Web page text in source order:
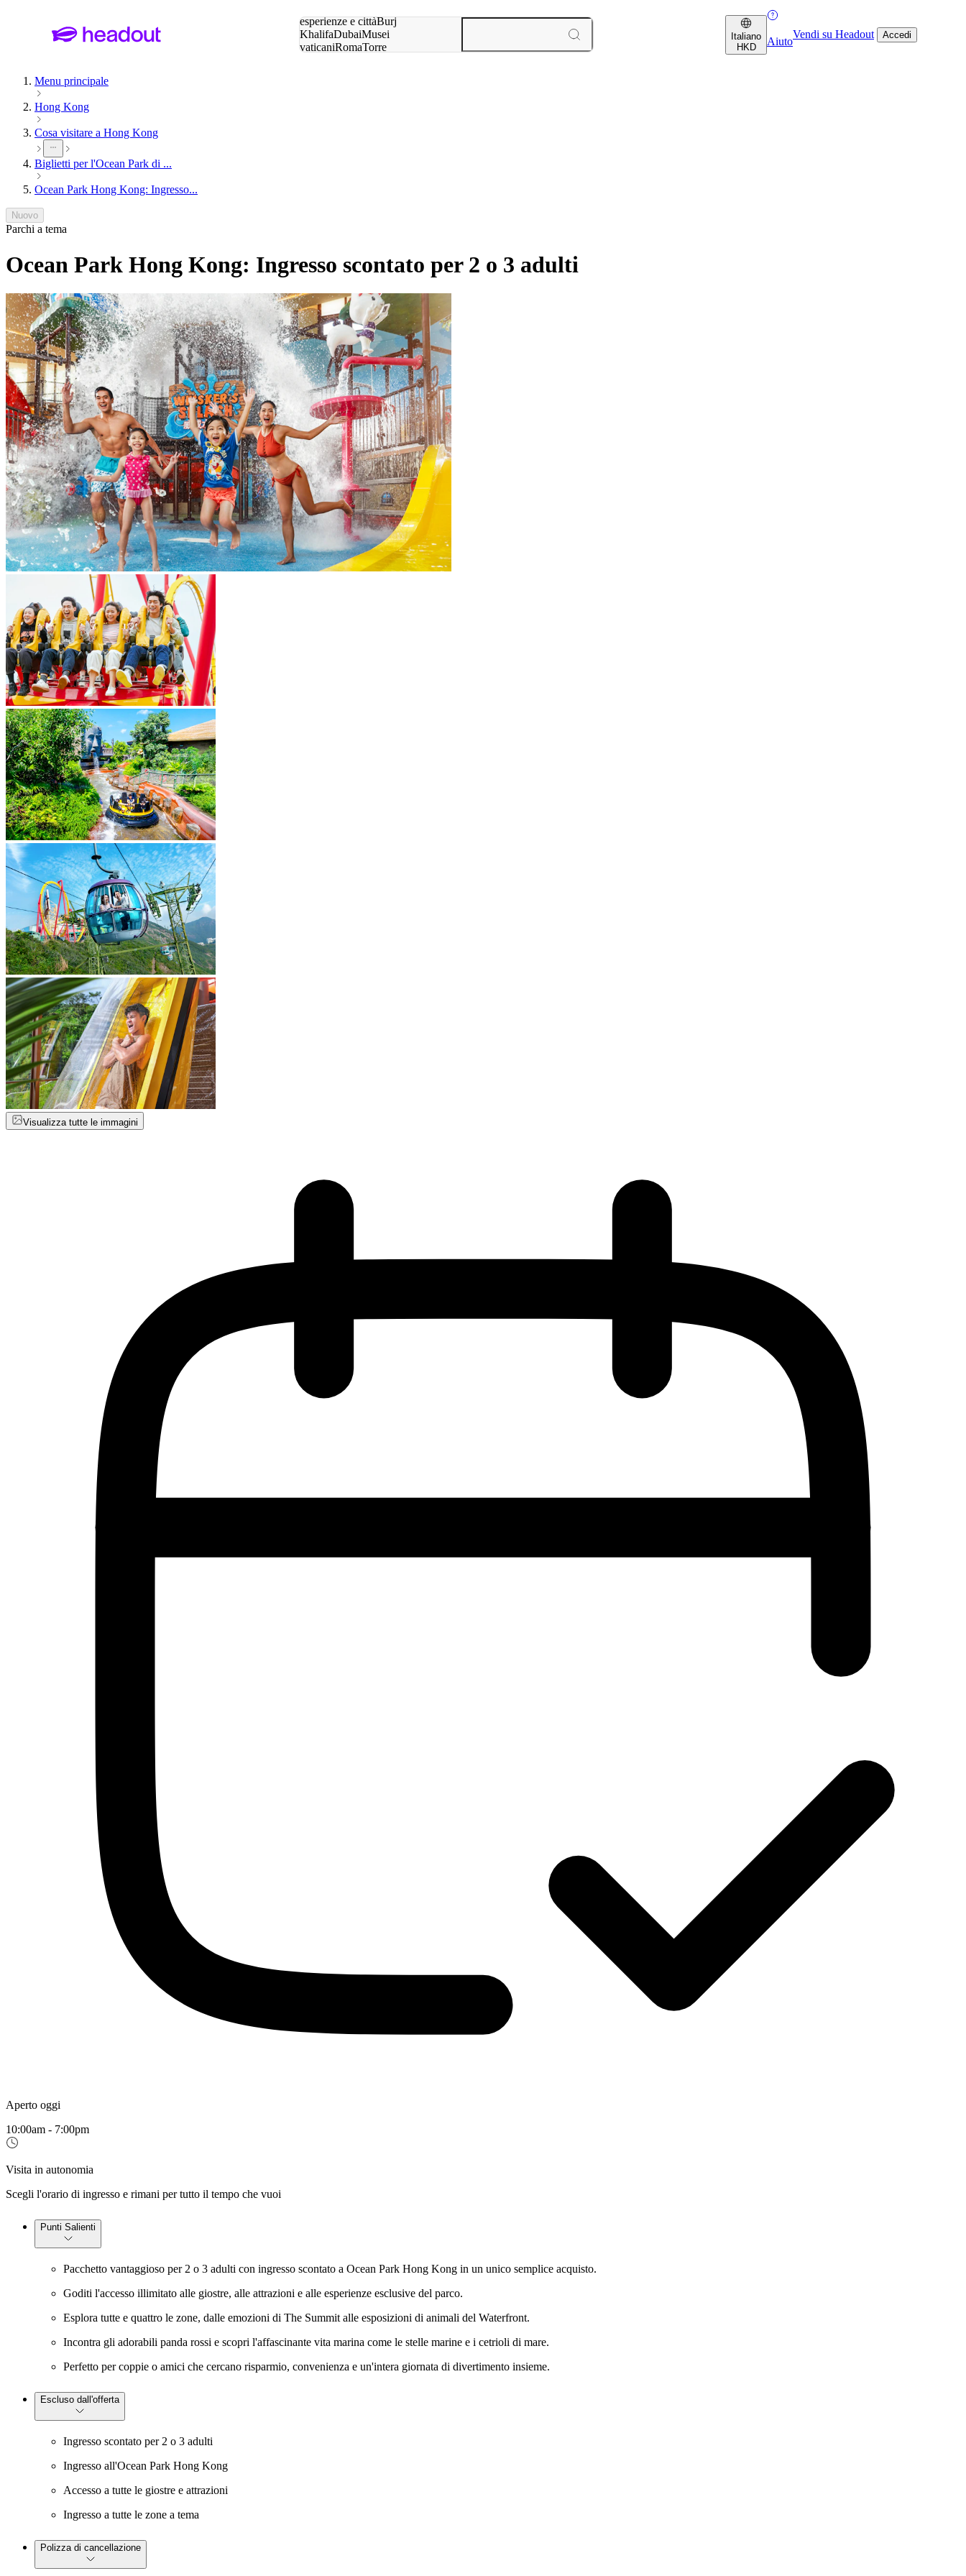
esperienze e cittàBurj
KhalifaDubaiMusei
vaticaniRomaTorre
Italiano
HKD
Aiuto
Vendi su Headout Accedi
Menu principale
Hong Kong
Cosa visitare a Hong Kong
Biglietti per l'Ocean Park di ...
Ocean Park Hong Kong: Ingresso...
Nuovo
Parchi a tema
Ocean Park Hong Kong: Ingresso scontato per 2 o 3 adulti
Visualizza tutte le immagini
Aperto oggi
10:00am - 7:00pm
Visita in autonomia
Scegli l'orario di ingresso e rimani per tutto il tempo che vuoi
Punti Salienti
Pacchetto vantaggioso per 2 o 3 adulti con ingresso scontato a Ocean Park Hong Kong in un unico semplice acquisto.
Goditi l'accesso illimitato alle giostre, alle attrazioni e alle esperienze esclusive del parco.
Esplora tutte e quattro le zone, dalle emozioni di The Summit alle esposizioni di animali del Waterfront.
Incontra gli adorabili panda rossi e scopri l'affascinante vita marina come le stelle marine e i cetrioli di mare.
Perfetto per coppie o amici che cercano risparmio, convenienza e un'intera giornata di divertimento insieme.
Escluso dall'offerta
Ingresso scontato per 2 o 3 adulti
Ingresso all'Ocean Park Hong Kong
Accesso a tutte le giostre e attrazioni
Ingresso a tutte le zone a tema
Polizza di cancellazione